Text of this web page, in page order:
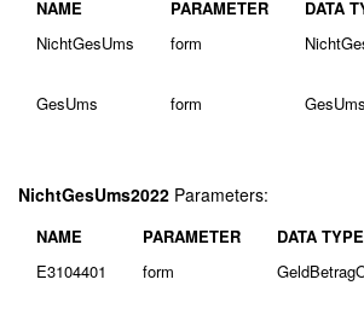
NAME PARAMETER DATA
NichtGesUms
form
GesUms form
NichtGesUms2022 Parameters:
NAME PARAMETER DATA TYPE
E3104401
form